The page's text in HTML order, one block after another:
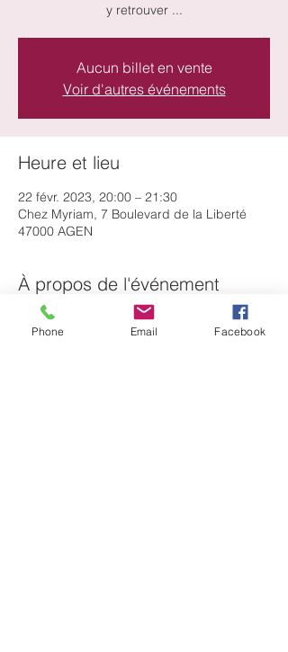
y retrouver ...
Aucun billet en vente
Voir d'autres événements
Heure et lieu
22 févr. 2023, 20:00 – 21:30
Chez Myriam, 7 Boulevard de la Liberté
47000 AGEN
À propos de l'événement
En Visio ou sur place, écoutons ensemble
un podcast de Café César,  puis
Phone Email Facebook